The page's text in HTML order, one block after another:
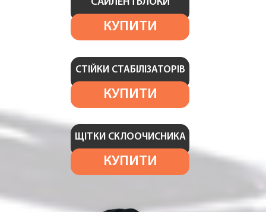
КУПИТИ
СТІЙКИ СТАБІЛІЗАТОРІВ
КУПИТИ
ЩІТКИ СКЛООЧИСНИКА
КУПИТИ